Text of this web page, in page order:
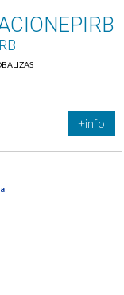
+info